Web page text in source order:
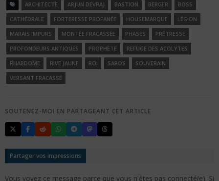
ARCHITECTE ARJUN DEVRAJ BASTION BERGER
BOSS
CATHÉDRALE
FORTERESSE PROFANÉE HOUSEMARQUE
LÉGION
MARAIS IMPURS
MONTÉE FRACASSÉE PHASES
PRÊTRESSE
PROFONDEURS ANTIQUES
PROPHÈTE
REFUGE DES ACOLYTES
RHABDOME
RIVE JAUNE ROI SAROS
SOUVERAIN
VERSANT FRACASSÉ
SOUTENEZ-MOI EN PARTAGEANT CET ARTICLE
Partager vos impressions
Vous voyez ce message parce que vous n'êtes pas connecté(e). Si